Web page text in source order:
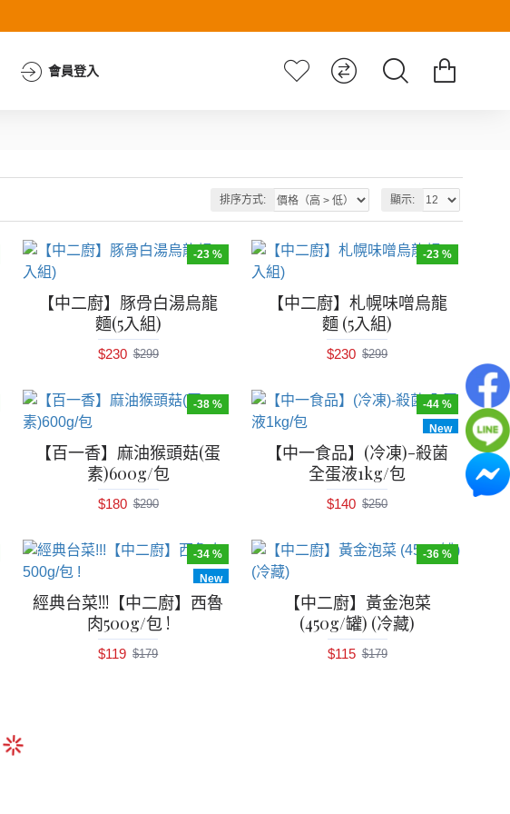
會員登入
排序方式: 顯示:
-23 %
【中二廚】豚骨白湯烏龍
麵(5入組)
$230 $299
-23 %
【中二廚】札幌味噌烏龍
麵 (5入組)
$230 $299
-38 %
【百一香】麻油猴頭菇(蛋
素)600g/包
$180 $290
New
-44 %
【中一食品】(冷凍)-殺菌
全蛋液1kg/包
$140 $250
New
-34 %
經典台菜!!!【中二廚】西魯
肉500g/包 !
$119 $179
-36 %
【中二廚】黃金泡菜
(450g/罐) (冷藏)
$115 $179